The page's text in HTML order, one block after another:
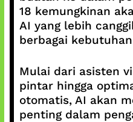
18 kemungkinan
AI yang lebih
berbagai
Mulai dari asisten
pintar hingga
otomatis, AI akan
penting dalam